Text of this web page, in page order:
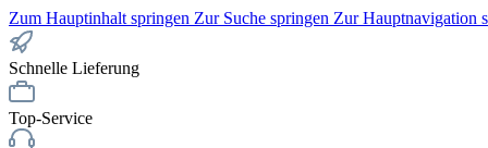
Zum Hauptinhalt springen Zur Suche springen Zur Hauptnavigation
Schnelle Lieferung
Top-Service